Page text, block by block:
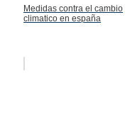
Medidas contra el cambio
climatico en españa